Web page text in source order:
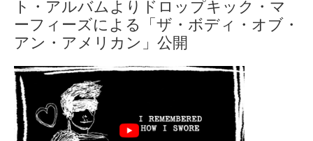
ト・アルバムよりドロップキック・マ
ーフィーズによる「ザ・ボディ・オブ・
アン・アメリカン」公開